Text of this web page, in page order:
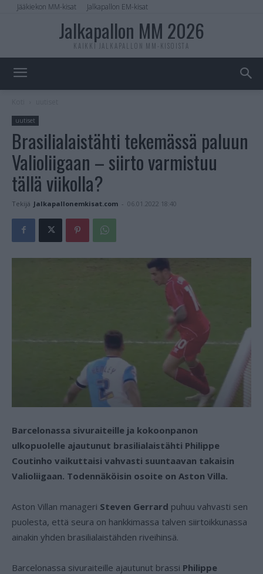
Jääkiekon MM-kisat Jalkapallon EM-kisat
Jalkapallon MM 2026
KAIKKI JALKAPALLON MM-KISOISTA
uutiset
Brasilialaistähti tekemässä paluun
Valioliigaan – siirto varmistuu
tällä viikolla?
Tekijä Jalkapallonemkisat.com - 06.01.2022 18:40
Barcelonassa sivuraiteille ja kokoonpanon
ulkopuolelle ajautunut brasilialaistähti Philippe
Coutinho vaikuttaisi vahvasti suuntaavan takaisin
Valioliigaan. Todennäköisin osoite on Aston Villa.
Aston Villan manageri Steven Gerrard puhuu vahvasti sen
puolesta, että seura on hankkimassa talven siirtoikkunassa
ainakin yhden brasilialaistähden riveihinsä.
Barcelonassa sivuraiteille ajautunut brassi Philippe